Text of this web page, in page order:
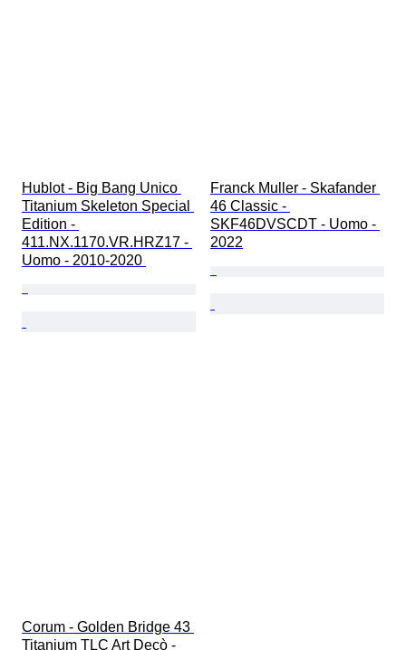
Hublot - Big Bang Unico
Titanium Skeleton Special
Edition -
411.NX.1170.VR.HRZ17 -
Uomo - 2010-2020
Franck Muller - Skafander
46 Classic -
SKF46DVSCDT - Uomo -
2022
Corum - Golden Bridge 43
Titanium TLC Art Decò -